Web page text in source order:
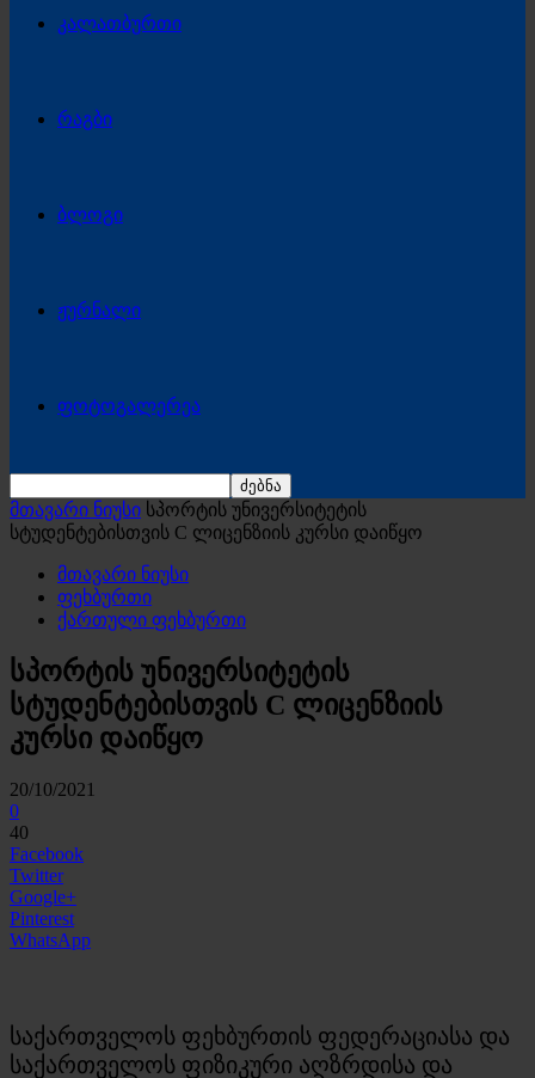
კალათბურთი
რაგბი
ბლოგი
ჟურნალი
ფოტოგალერეა
მთავარი ნიუსი სპორტის უნივერსიტეტის
სტუდენტებისთვის C ლიცენზიის კურსი დაიწყო
მთავარი ნიუსი
ფეხბურთი
ქართული ფეხბურთი
სპორტის უნივერსიტეტის
სტუდენტებისთვის C ლიცენზიის
კურსი დაიწყო
20/10/2021
0
40
Facebook
Twitter
Google+
Pinterest
WhatsApp
საქართველოს ფეხბურთის ფედერაციასა და
საქართველოს ფიზიკური აღზრდისა და